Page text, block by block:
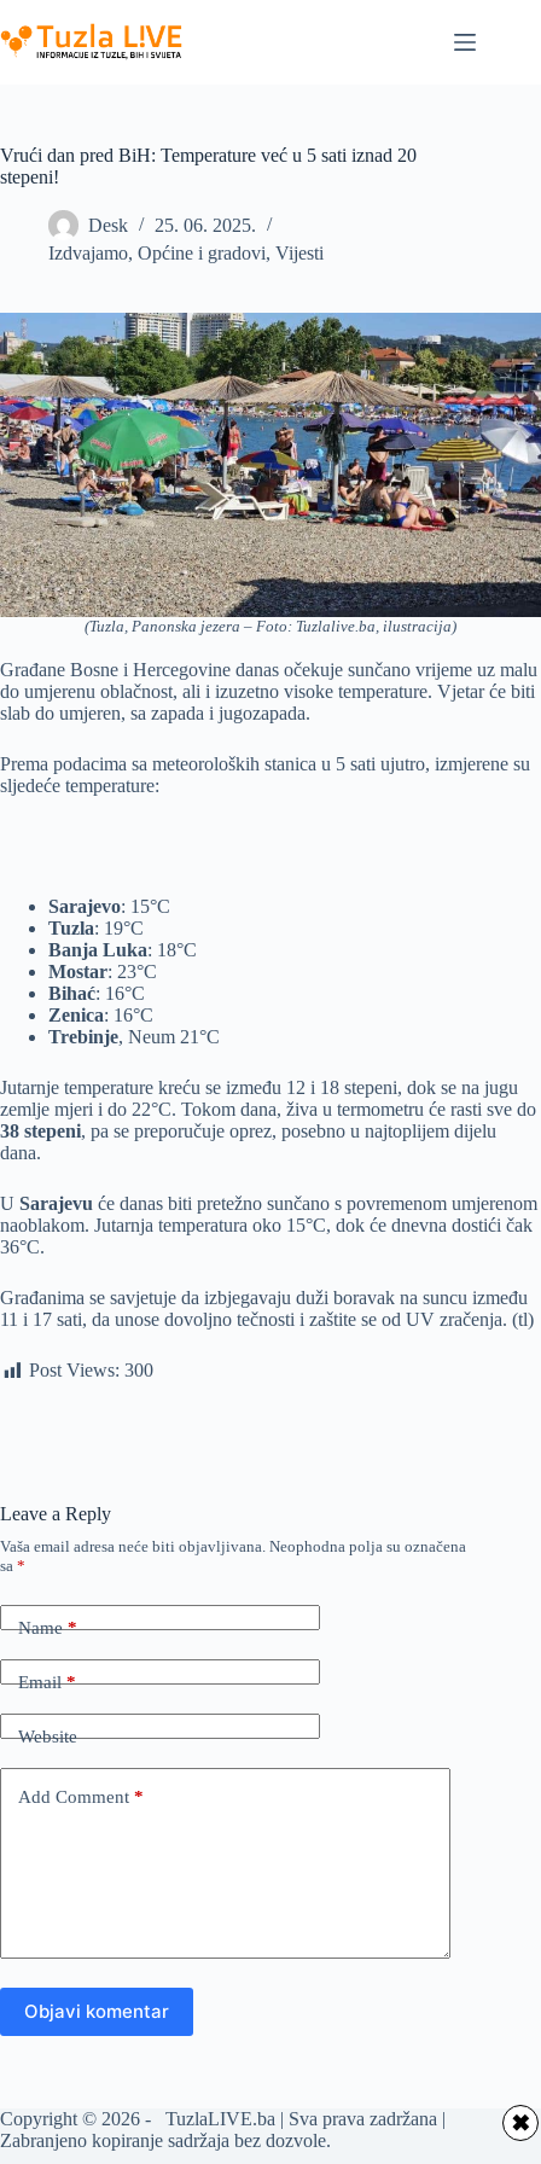
to
content
Vrući dan pred BiH: Temperature već u 5 sati iznad 20
stepeni!
Desk
25. 06. 2025.
Izdvajamo, Općine i gradovi, Vijesti
(Tuzla, Panonska jezera – Foto: Tuzlalive.ba, ilustracija)
Građane Bosne i Hercegovine danas očekuje sunčano vrijeme uz malu
do umjerenu oblačnost, ali i izuzetno visoke temperature. Vjetar će biti
slab do umjeren, sa zapada i jugozapada.
Prema podacima sa meteoroloških stanica u 5 sati ujutro, izmjerene su
sljedeće temperature:
Sarajevo: 15°C
Tuzla: 19°C
Banja Luka: 18°C
Mostar: 23°C
Bihać: 16°C
Zenica: 16°C
Trebinje, Neum 21°C
Jutarnje temperature kreću se između 12 i 18 stepeni, dok se na jugu
zemlje mjeri i do 22°C. Tokom dana, živa u termometru će rasti sve do
38 stepeni, pa se preporučuje oprez, posebno u najtoplijem dijelu
dana.
U Sarajevu će danas biti pretežno sunčano s povremenom umjerenom
naoblakom. Jutarnja temperatura oko 15°C, dok će dnevna dostići čak
36°C.
Građanima se savjetuje da izbjegavaju duži boravak na suncu između
11 i 17 sati, da unose dovoljno tečnosti i zaštite se od UV zračenja. (tl)
Post Views: 300
Leave a Reply
Vaša email adresa neće biti objavljivana. Neophodna polja su označena
sa *
Name*
Email*
Website
Add Comment *
Objavi komentar
Copyright © 2026 - TuzlaLIVE.ba | Sva prava zadržana |
Zabranjeno kopiranje sadržaja bez dozvole.
✖